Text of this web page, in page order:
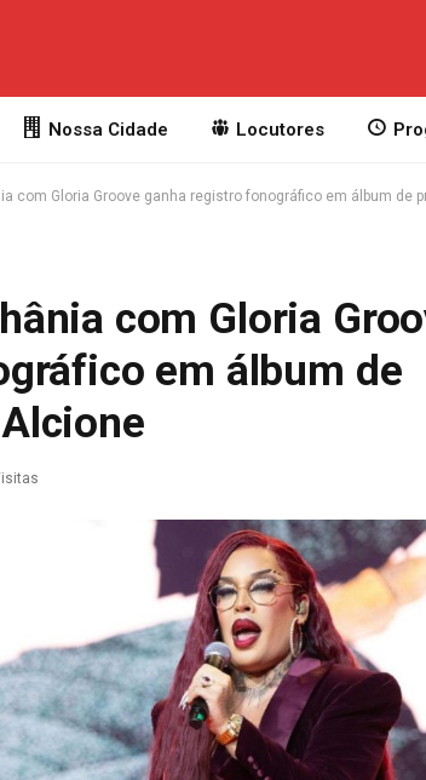
Nossa Cidade Locutores
com Gloria Groove ganha registro fonográfico em álbum de
com Gloria
em álbum de